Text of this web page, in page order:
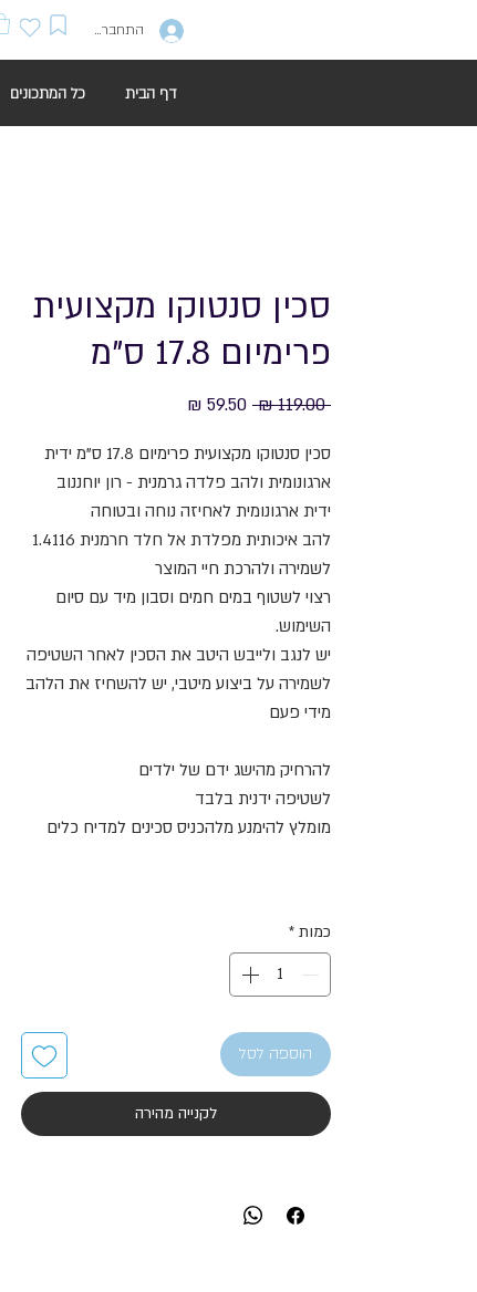
התחברות
דף הבית כל המתכונים
סכין סנטוקו מקצועית
פרימיום 17.8 ס"מ
‏119.00 ‏₪
מחיר
סכין סנטוקו מקצועית פרימיום 17.8 ס"מ ידית
ארגונומית ולהב פלדה גרמנית - רון יוחננוב
ידית ארגונומית לאחיזה נוחה ובטוחה
להב איכותית מפלדת אל חלד חרמנית 1.4116
לשמירה ולהרכת חיי המוצר
רצוי לשטוף במים חמים וסבון מיד עם סיום
השימוש.
יש לנגב ולייבש היטב את הסכין לאחר השטיפה
לשמירה על ביצוע מיטבי, יש להשחיז את הלהב
מידי פעם
להרחיק מהישג ידם של ילדים
לשטיפה ידנית בלבד
מומלץ להימנע מלהכניס סכינים למדיח כלים
כמות *
הוספה לסל
לקנייה מהירה